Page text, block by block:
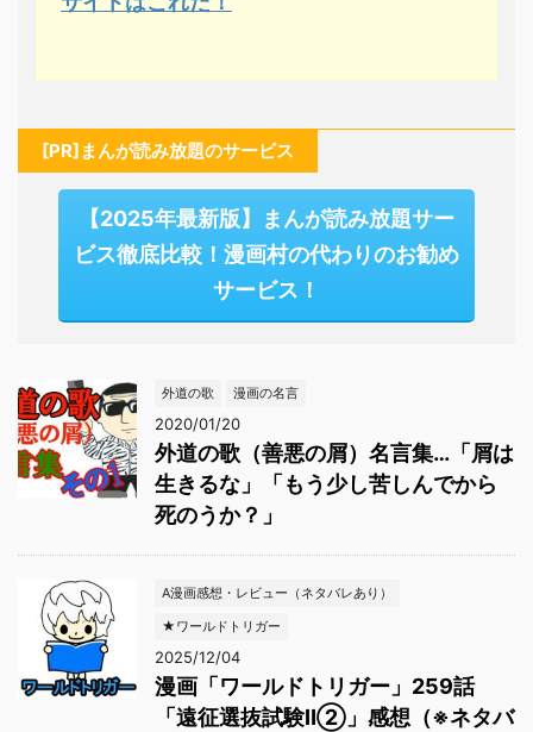
[PR]まんが読み放題のサービス
【2025年最新版】まんが読み放題サー
ビス徹底比較！漫画村の代わりのお勧め
サービス！
外道の歌 漫画の名言
2020/01/20
外道の歌（善悪の屑）名言集…「屑は
生きるな」「もう少し苦しんでから
死のうか？」
A漫画感想・レビュー（ネタバレあり）
★ワールドトリガー
2025/12/04
漫画「ワールドトリガー」259話
「遠征選抜試験Ⅱ②」感想（※ネタバ